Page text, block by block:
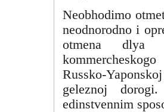
Neobhodimo
neodnorodno i
otmena dlya
Russko-
geleznoj
edinstvennim